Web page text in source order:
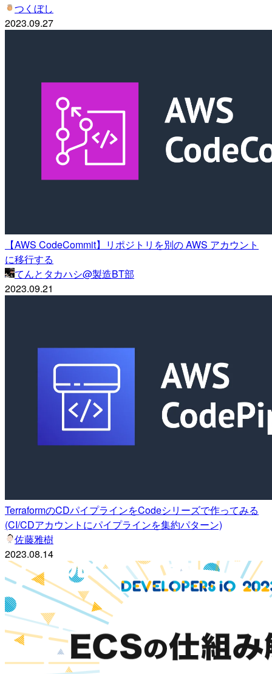
つくぼし
2023.09.27
【AWS CodeCommit】リポジトリを別の AWS アカウント
に移行する
てんとタカハシ@製造BT部
2023.09.21
TerraformのCDパイプラインをCodeシリーズで作ってみる
(CI/CDアカウントにパイプラインを集約パターン)
佐藤雅樹
2023.08.14